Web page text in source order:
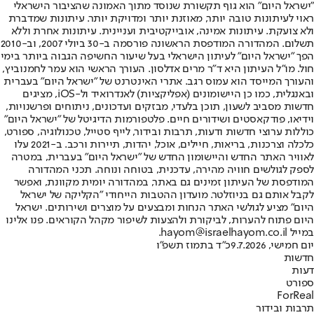
"ישראל היום" הוא גוף תקשורת שנוסד מתוך האמונה שהציבור הישראלי
ראוי לעיתונות טובה יותר, מאוזנת יותר ומדויקת יותר. עיתונות שמדברת
ולא צועקת. עיתונות אמינה, אובייקטיבית ועניינית. עיתונות אחרת וללא
תשלום. המהדורה המודפסת הראשונה פורסמה ב-30 ביולי 2007, וב-2010
הפך "ישראל היום" לעיתון הישראלי בעל שיעור החשיפה הגבוה ביותר בימי
חול. מו"ל העיתון היא ד"ר מרים אדלסון. העורך הראשי הוא עמר לחמנוביץ,
והעורך המייסד הוא עמוס רגב. אתרי האינטרנט של "ישראל היום" בעברית
ובאנגלית, כמו כן היישומונים (אפליקציות) לאנדרואיד ול-iOS, מציגים
חדשות מסביב לשעון, תוכן בלעדי, מבזקים ועדכונים, ניתוחים ופרשנויות,
וידיאו, פודקאסטים ושידורים חיים. פלטפורמות הדיגיטל של "ישראל היום"
כוללות ערוצי חדשות ודעות, תרבות ובידור, לייף סטייל, טכנולוגיה, ספורט,
כלכלה וצרכנות, בריאות, חיילים, אוכל, יהדות, תיירות ורכב. ב-2021 עלו
לאוויר האתר החדש והיישומון החדש של "ישראל היום" בעברית, במטרה
לספק לגולשים חוויה מהירה, עדכנית, בטוחה ונוחה. תכני המהדורה
המודפסת של העיתון זמינים גם באתר, במהדורה יומית מקוונת, ואפשר
לקבל אותם גם בניוזלטר. מועדון ההטבות הייחודי "הקליקה של ישראל
היום" מציע לגולשי האתר הנחות ומבצעים על מוצרים ושירותים. ישראל
היום פתוח להערות, לביקורת ולהצעות לשיפור מקהל הקוראים. פנו אלינו
במייל hayom@israelhayom.co.il.
יום חמישי, 9.7.2026
כ"ד בתמוז תשפ"ו
חדשות
דעות
ספורט
ForReal
תרבות ובידור